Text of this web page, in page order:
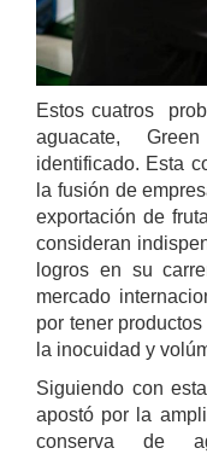
Estos cuatros
aguacate,
identificado. Esta
la fusión de
exportación de
consideran
logros en su
mercado
por tener
la inocuidad y
Siguiendo con
apostó por la
conserva de